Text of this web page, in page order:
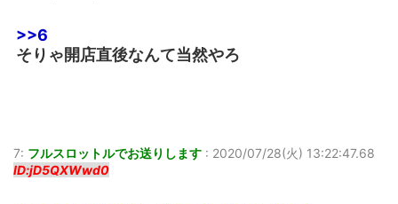
>>6
そりゃ開店直後なんて当然やろ
7: フルスロットルでお送りします : 2020/07/28(火) 13:22:47.68
ID:jD5QXWwd0